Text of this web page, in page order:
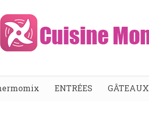
ENTRÉES GÂTEAUX